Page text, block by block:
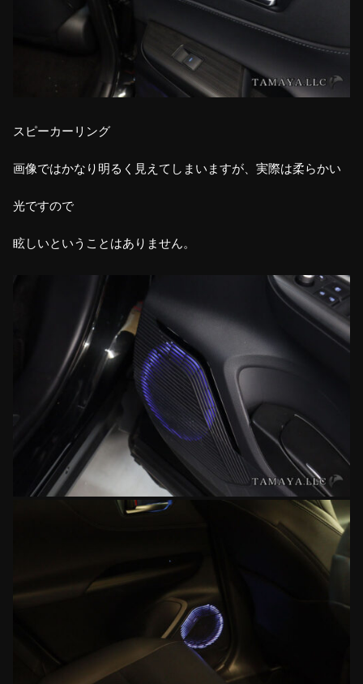
スピーカーリング
画像ではかなり明るく見えてしまいますが、実際は柔らかい
光ですので
眩しいということはありません。